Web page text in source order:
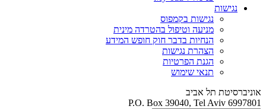
נגישות
נגישות בקמפוס
מניעה וטיפול בהטרדה מינית
הנחיות בדבר חוק חופש המידע
הצהרת נגישות
הגנת הפרטיות
תנאי שימוש
אוניברסיטת תל אביב
P.O. Box 39040, Tel Aviv 6997801